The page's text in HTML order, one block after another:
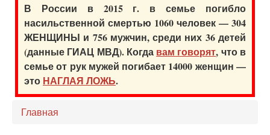
В России в 2015 г. в семье погибло
насильственной смертью 1060 человек — 304
ЖЕНЩИНЫ и 756 мужчин, среди них 36 детей
(данные ГИАЦ МВД). Когда вам говорят, что в
семье от рук мужей погибает 14000 женщин —
это НАГЛАЯ ЛОЖЬ.
Главная